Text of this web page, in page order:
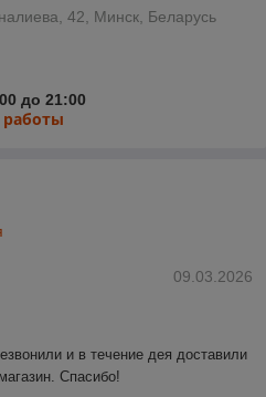
42, Минск, Беларусь
до 21:00
работы
09.03.2026
и в течение дея доставили
Спасибо!